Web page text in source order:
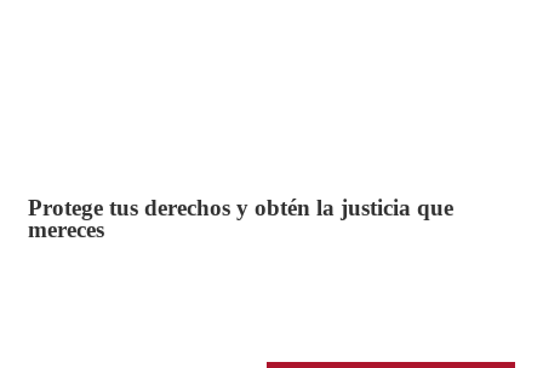
Protege tus derechos y obtén la justicia que
mereces